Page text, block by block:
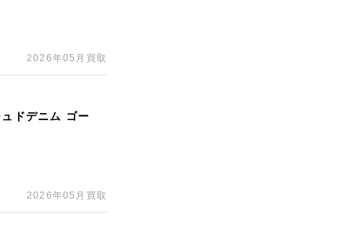
2026年05月買取
ドデニム ゴー
2026年05月買取